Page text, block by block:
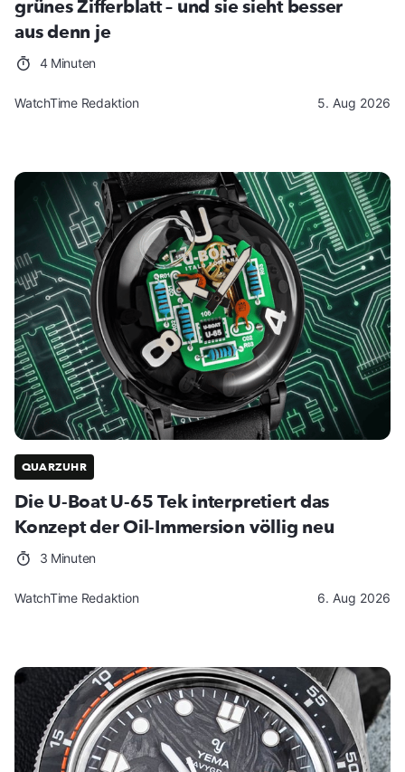
grünes Zifferblatt – und sie sieht besser
aus denn je
4 Minuten
WatchTime Redaktion 5. Aug 2026
QUARZUHR
Die U-Boat U-65 Tek interpretiert das
Konzept der Oil-Immersion völlig neu
3 Minuten
WatchTime Redaktion 6. Aug 2026